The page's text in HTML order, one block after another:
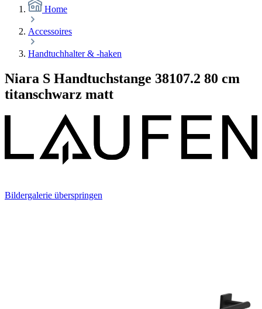
Home
Accessoires
Handtuchhalter & -haken
Niara S Handtuchstange 38107.2 80 cm
titanschwarz matt
Bildergalerie überspringen